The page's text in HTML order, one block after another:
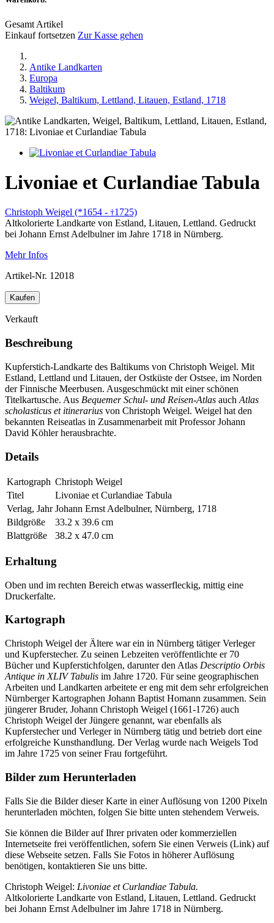
Gesamt Artikel
Einkauf fortsetzen Zur Kasse gehen
Antike Landkarten
Europa
Baltikum
Weigel, Baltikum, Lettland, Litauen, Estland, 1718
Livoniae et Curlandiae Tabula
Christoph Weigel (*1654 - †1725)
Altkolorierte Landkarte von Estland, Litauen, Lettland. Gedruckt
bei Johann Ernst Adelbulner im Jahre 1718 in Nürnberg.
Mehr Infos
Artikel-Nr. 12018
Kaufen
Verkauft
Beschreibung
Kupferstich-Landkarte des Baltikums von Christoph Weigel. Mit
Estland, Lettland und Litauen, der Ostküste der Ostsee, im Norden
der Finnische Meerbusen. Ausgeschmückt mit einer schönen
Titelkartusche. Aus Bequemer Schul- und Reisen-Atlas auch Atlas
scholasticus et itinerarius von Christoph Weigel. Weigel hat den
bekannten Reiseatlas in Zusammenarbeit mit Professor Johann
David Köhler herausbrachte.
Details
Kartograph Christoph Weigel
Titel
Livoniae et Curlandiae Tabula
Verlag, Jahr Johann Ernst Adelbulner, Nürnberg, 1718
Bildgröße
33.2 x 39.6 cm
Blattgröße
38.2 x 47.0 cm
Erhaltung
Oben und im rechten Bereich etwas wasserfleckig, mittig eine
Druckerfalte.
Kartograph
Christoph Weigel der Ältere war ein in Nürnberg tätiger Verleger
und Kupferstecher. Zu seinen Lebzeiten veröffentlichte er 70
Bücher und Kupferstichfolgen, darunter den Atlas Descriptio Orbis
Antique in XLIV Tabulis im Jahre 1720. Für seine geographischen
Arbeiten und Landkarten arbeitete er eng mit dem sehr erfolgreichen
Nürnberger Kartographen Johann Baptist Homann zusammen. Sein
jüngerer Bruder, Johann Christoph Weigel (1661-1726) auch
Christoph Weigel der Jüngere genannt, war ebenfalls als
Kupferstecher und Verleger in Nürnberg tätig und betrieb dort eine
erfolgreiche Kunsthandlung. Der Verlag wurde nach Weigels Tod
im Jahre 1725 von seiner Frau fortgeführt.
Bilder zum Herunterladen
Falls Sie die Bilder dieser Karte in einer Auflösung von 1200 Pixeln
herunterladen möchten, folgen Sie bitte unten stehendem Verweis.
Sie können die Bilder auf Ihrer privaten oder kommerziellen
Internetseite frei veröffentlichen, sofern Sie einen Verweis (Link) auf
diese Webseite setzen. Falls Sie Fotos in höherer Auflösung
benötigen, kontaktieren Sie uns bitte.
Christoph Weigel: Livoniae et Curlandiae Tabula.
Altkolorierte Landkarte von Estland, Litauen, Lettland. Gedruckt
bei Johann Ernst Adelbulner im Jahre 1718 in Nürnberg.